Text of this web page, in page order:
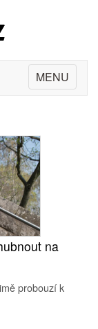
Toggle
navigation
MENU
na
probouzí k